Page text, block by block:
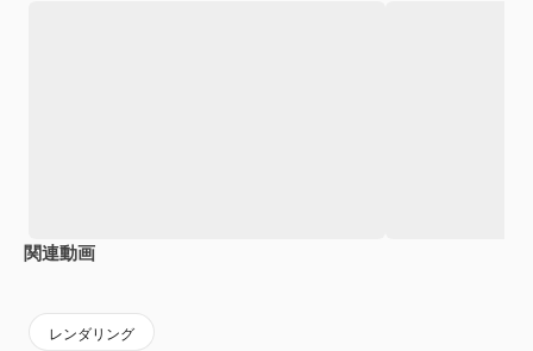
関連動画
レンダリング